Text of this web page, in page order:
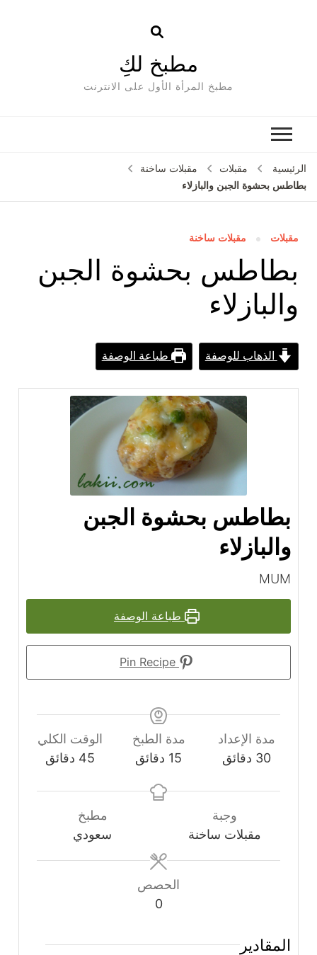
مطبخ لكِ
مطبخ المرأة الأول على الانترنت
الرئيسية مقبلات
مقبلات ساخنة
بطاطس بحشوة الجبن والبازلاء
مقبلات مقبلات ساخنة
بطاطس بحشوة الجبن
والبازلاء
الذهاب للوصفة طباعة الوصفة
بطاطس بحشوة الجبن
والبازلاء
MUM
طباعة الوصفة
Pin Recipe
مدة الإعداد
30دقائق
دقائق
مدة الطبخ
15 دقائق
دقائق
الوقت الكلي
45دقائق
دقائق
وجبة
مقبلات ساخنة
مطبخ
سعودي
الحصص
0
المقادير